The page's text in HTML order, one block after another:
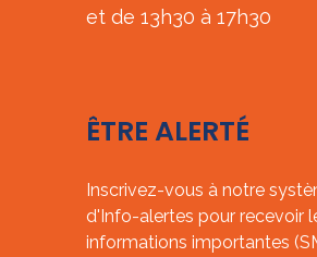
et de 13h30 à 17h30
ÊTRE ALERTÉ
Inscrivez-vous à notre
d'Info-alertes pour recevoir
informations importantes